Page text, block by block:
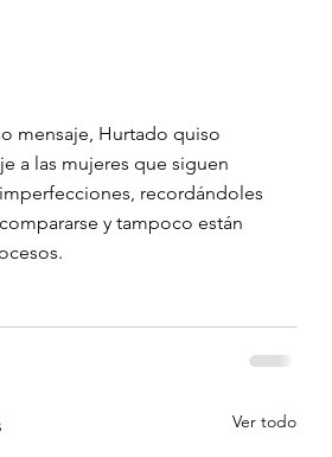
mensaje, Hurtado quiso
a las mujeres que siguen
recordándoles
y tampoco están
Ver todo